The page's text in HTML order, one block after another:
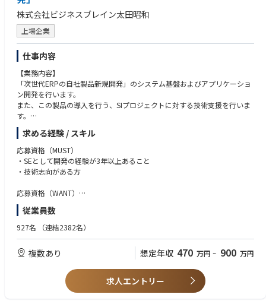
※希望のキャリアイメージを踏まえ、チーム内で上記業務を分担しながら
進めていきます。
※アプリケーションエンジニアとの共同プロジェクト、アプリケーション
の構築まで関わることもあります。
【仕事の魅力】
・BtoB SaaSプロダクトにおいてバーティカル領域の基幹システムは少な
く、保険業界の歴史においても今後の日本の産業においてもインパクトを
与えるプロダクトに携わることができます。
・カスタマーサクセスやエンジニアと密接に仕事を進めていくポジション
のため、顧客対応だけでなく、お問い合わせいただいた内容をもとに社内
へフィードバックを行いプロダクト改善に繋げる取り組みを担っていただ
けます。
・顧客の技術的な課題に深く入り込み、技術の面から顧客の事業成功を直
接支援するという強い実感を得られることができます。
【開発言語】
サーバーサイド：Django, Express
フロントエンド：React
インフラ・ミドルウェア：AWS, Docker, Sentry, Hasura, Terraform
CI：GitHub Actions
モバイル：ReactNative, TypeScript, Firebase
データ：AWS(S3, Athena, Glue), Python, Redash
ツール：GitHub, Slack, Sentry, Datadog, Notion,bytebase,Copilot,Jupyt
株式会社ビジネスブレイン太田昭和
上場企業
仕事内容
【業務内容】
「次世代ERPの自社製品新規開発」のシステム基盤およびアプリケーショ
ン開発を行います。
また、この製品の導入を行う、SIプロジェクトに対する技術支援を行いま
す。
【開発環境】
・使用言語：Java、C#、SQL
・使用環境：AWS、Azure、オンプレミス
・使用OS：Windows、Linux
・使用DBMS：PostgreSQL、Oracle
・情報共有のツール：Teams、Backlog
【想定プロジェクト】
・自社製品システム基盤の開発・維持
・自社製品アプリケーションの開発・維持
・上記自社製品導入SIプロジェクト支援
【本ポジションの魅力】
・新しい技術や開発手法を提案・実践することができます。
求める経験 / スキル
応募資格（MUST）
・SEとして開発の経験が3年以上あること
・技術志向がある方
応募資格（WANT）
・基盤、標準化の役割を担った経験があること
・オンプレ、IaaSいずれかでの環境構築経験のあること
・何らかのM/Wの導入・環境構築経験があること
・システム基盤(Framework)の設計・開発経験
・SpringBootの開発経験
・ASP.NET Core Blazor(WASM)の開発経験
・DBMS(PostgreSQL/Oracle)の環境構築・運用経験
従業員数
927名 （連結2382名）
複数あり 想定年収 470 万円 ~ 900 万円
求人エントリー